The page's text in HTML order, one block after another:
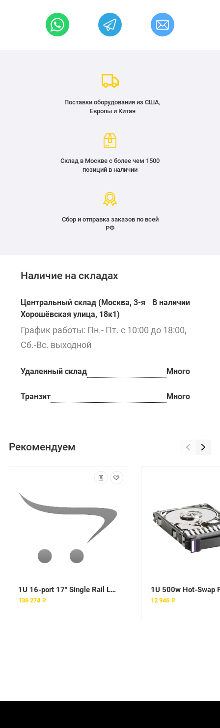
Поставки оборудования из США,
Европы и Китая
Склад в Москве с более чем 1500
позиций в наличии
Сбор и отправка заказов по всей
РФ
Наличие на складах
Центральный склад (Москва, 3-я
Хорошёвская улица, 18к1)
В наличии
График работы: Пн.- Пт. с 10:00 до 18:00,
Сб.-Вс. выходной
Удаленный склад Много
Транзит Много
Рекомендуем
1U 16-port 17" Single Rail LCD KVM Swith
136 274 ₽ 12 946 ₽